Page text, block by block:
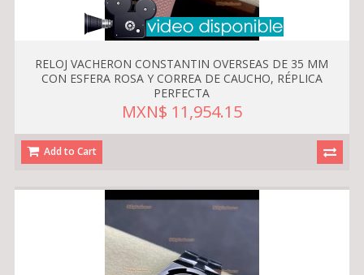
RELOJ VACHERON CONSTANTIN OVERSEAS DE 35 MM
CON ESFERA ROSA Y CORREA DE CAUCHO, RÉPLICA
PERFECTA
MXN$ 11,954.15
Add to Cart